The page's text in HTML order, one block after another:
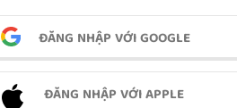
ĐĂNG NHẬP VỚI GOOGLE
ĐĂNG NHẬP VỚI APPLE